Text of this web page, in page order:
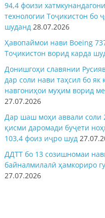
94,4 фоизи
технологии Тоҷикистон бо
шуданд 28.07.2026
Ҳавопаймои нави Boeing
Тоҷикистон ворид карда
Донишгоҳи славянии
дар соли нави таҳсил бо як
навгониҳои муҳим ворид
27.07.2026
Дар шаш моҳи аввали соли
қисми даромади буҷети
103,4 фоиз иҷро шуд
ДДТТ бо 13 созишномаи
байналмилалӣ ҳамкориро
27.07.2026